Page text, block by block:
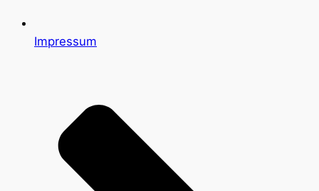
Impressum